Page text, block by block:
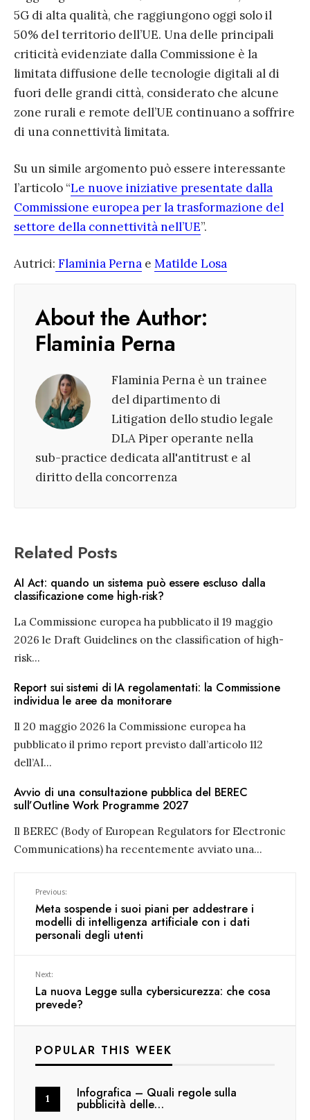
5G di alta qualità, che raggiungono oggi solo il
50% del territorio dell’UE. Una delle principali
criticità evidenziate dalla Commissione è la
limitata diffusione delle tecnologie digitali al di
fuori delle grandi città, considerato che alcune
zone rurali e remote dell’UE continuano a soffrire
di una connettività limitata.
Su un simile argomento può essere interessante
l’articolo “Le nuove iniziative presentate dalla
Commissione europea per la trasformazione del
settore della connettività nell’UE”.
Autrici: Flaminia Perna e Matilde Losa
About the Author:
Flaminia Perna
Flaminia Perna è un trainee
del dipartimento di
Litigation dello studio legale
DLA Piper operante nella
sub-practice dedicata all'antitrust e al
diritto della concorrenza
Related Posts
AI Act: quando un sistema può essere escluso dalla
classificazione come high-risk?
La Commissione europea ha pubblicato il 19 maggio
2026 le Draft Guidelines on the classification of high-
risk...
Report sui sistemi di IA regolamentati: la Commissione
individua le aree da monitorare
Il 20 maggio 2026 la Commissione europea ha
pubblicato il primo report previsto dall’articolo 112
dell’AI...
Avvio di una consultazione pubblica del BEREC
sull’Outline Work Programme 2027
Il BEREC (Body of European Regulators for Electronic
Communications) ha recentemente avviato una...
Previous:
Meta sospende i suoi piani per addestrare i
modelli di intelligenza artificiale con i dati
personali degli utenti
Next:
La nuova Legge sulla cybersicurezza: che cosa
prevede?
POPULAR THIS WEEK
Infografica – Quali regole sulla
pubblicità delle…